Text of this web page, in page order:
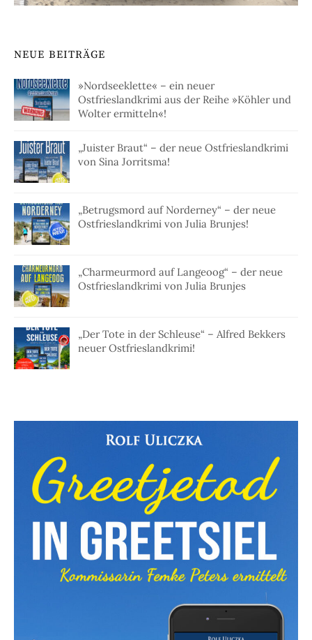
NEUE BEITRÄGE
»Nordseeklette« – ein neuer
Ostfrieslandkrimi aus der Reihe »Köhler und
Wolter ermitteln«!
„Juister Braut“ – der neue Ostfrieslandkrimi
von Sina Jorritsma!
„Betrugsmord auf Norderney“ – der neue
Ostfrieslandkrimi von Julia Brunjes!
„Charmeurmord auf Langeoog“ – der neue
Ostfrieslandkrimi von Julia Brunjes
„Der Tote in der Schleuse“ – Alfred Bekkers
neuer Ostfrieslandkrimi!